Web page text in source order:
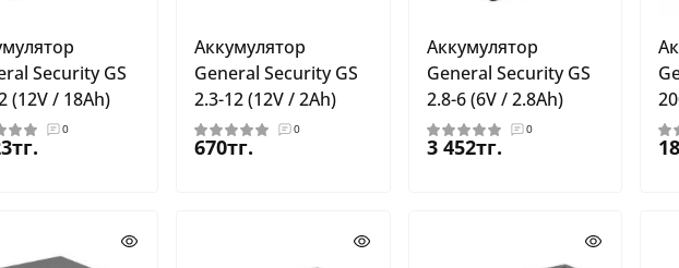
Security GS
(12V / 18Ah)
0
Аккумулятор
General Security GS
2.3-12 (12V / 2Ah)
0
670тг.
Аккумулятор
General Security GS
2.8-6 (6V / 2.8Ah)
0
3 452тг.